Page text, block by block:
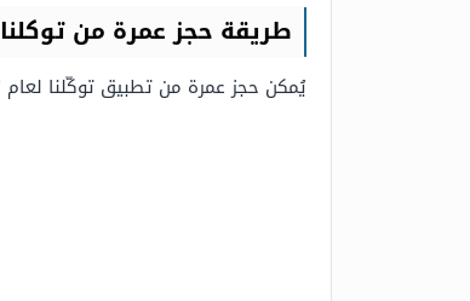
طريقة حجز عمرة من توكلنا
يُمكن حجز عمرة من تطبيق توكّلنا لعام 1447هـ كما يأتي: